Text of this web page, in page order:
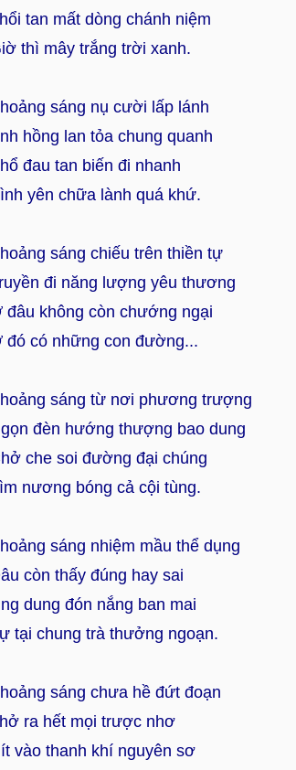
tan mất dòng chánh niệm
thì mây trắng trời xanh.
sáng nụ cười lấp lánh
hồng lan tỏa chung quanh
đau tan biến đi nhanh
yên chữa lành quá khứ.
sáng chiếu trên thiền tự
đi năng lượng yêu thương
đâu không còn chướng ngại
đó có những con đường...
sáng từ nơi phương trượng
đèn hướng thượng bao dung
che soi đường đại chúng
nương bóng cả cội tùng.
sáng nhiệm mầu thể dụng
còn thấy đúng hay sai
dung đón nắng ban mai
tại chung trà thưởng ngoạn.
sáng chưa hề đứt đoạn
ra hết mọi trược nhơ
vào thanh khí nguyên sơ